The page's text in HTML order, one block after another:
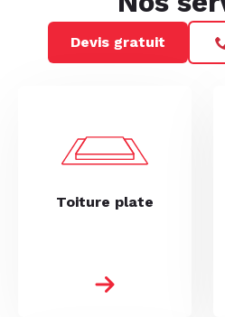
Devis gratuit
Toiture plate